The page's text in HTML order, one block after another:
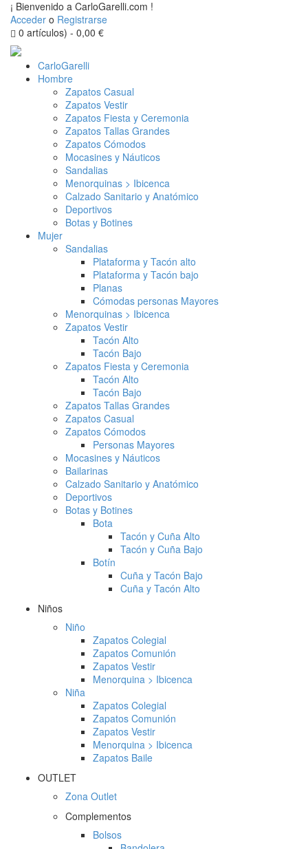
¡ Bienvenido a CarloGarelli.com !
Acceder o Registrarse
0 artículos) - 0,00 €
CarloGarelli
Hombre
Zapatos Casual
Zapatos Vestir
Zapatos Fiesta y Ceremonia
Zapatos Tallas Grandes
Zapatos Cómodos
Mocasines y Náuticos
Sandalias
Menorquinas > Ibicenca
Calzado Sanitario y Anatómico
Deportivos
Botas y Botines
Mujer
Sandalias
Plataforma y Tacón alto
Plataforma y Tacón bajo
Planas
Cómodas personas Mayores
Menorquinas > Ibicenca
Zapatos Vestir
Tacón Alto
Tacón Bajo
Zapatos Fiesta y Ceremonia
Tacón Alto
Tacón Bajo
Zapatos Tallas Grandes
Zapatos Casual
Zapatos Cómodos
Personas Mayores
Mocasines y Náuticos
Bailarinas
Calzado Sanitario y Anatómico
Deportivos
Botas y Botines
Bota
Tacón y Cuña Alto
Tacón y Cuña Bajo
Botín
Cuña y Tacón Bajo
Cuña y Tacón Alto
Niños
Niño
Zapatos Colegial
Zapatos Comunión
Zapatos Vestir
Menorquina > Ibicenca
Niña
Zapatos Colegial
Zapatos Comunión
Zapatos Vestir
Menorquina > Ibicenca
Zapatos Baile
OUTLET
Zona Outlet
Complementos
Bolsos